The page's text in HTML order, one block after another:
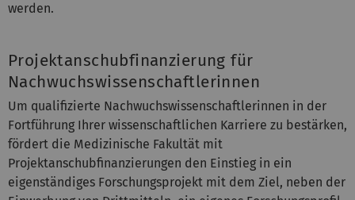
werden.
Projektanschubfinanzierung für
Nachwuchswissenschaftlerinnen
Um qualifizierte Nachwuchswissenschaftlerinnen in der
Fortführung Ihrer wissenschaftlichen Karriere zu bestärken,
fördert die Medizinische Fakultät mit
Projektanschubfinanzierungen den Einstieg in ein
eigenständiges Forschungsprojekt mit dem Ziel, neben der